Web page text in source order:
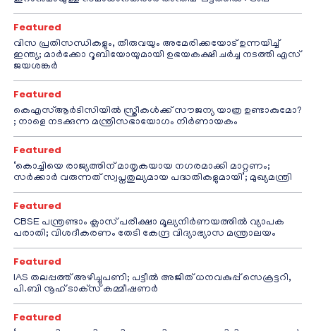
Featured
വിസ പ്രതിസന്ധികളും, തീരുവയും അമേരിക്കയോട് ഉന്നയിച്ച്
ഇന്ത്യ; മാർക്കോ റൂബിയോയുമായി ഉഭയകക്ഷി ചർച്ച നടത്തി എസ്
ജയശങ്കർ
Featured
കെഎസ്ആർടിസിയിൽ സ്ത്രീകൾക്ക് സൗജന്യ യാത്ര ഉണ്ടാകുമോ?
; നാളെ നടക്കുന്ന മന്ത്രിസഭായോഗം നിർണായകം
Featured
‘കൊച്ചിയെ രാജ്യത്തിന് മാതൃകയായ നഗരമാക്കി മാറ്റണം;
സർക്കാർ വരുന്നത് സ്വപ്നതുല്യമായ പദ്ധതികളുമായി’; മുഖ്യമന്ത്രി
Featured
CBSE പന്ത്രണ്ടാം ക്ലാസ് പരീക്ഷാ മൂല്യനിർണയത്തിൽ വ്യാപക
പരാതി; വിശദീകരണം തേടി കേന്ദ്ര വിദ്യാഭ്യാസ മന്ത്രാലയം
Featured
IAS തലപ്പത്ത് അഴിച്ചുപണി; പട്ടീല്‍ അജിത് ധനവകുപ്പ് സെക്രട്ടറി,
പി.ബി നൂഹ് ടാക്‌സ് കമ്മീഷണര്‍
Featured